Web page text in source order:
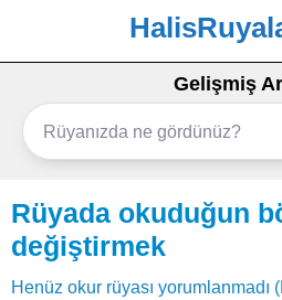
Gelişmiş
Rüyada okuduğun
değiştirmek
Henüz okur rüyası yorumlanmadı